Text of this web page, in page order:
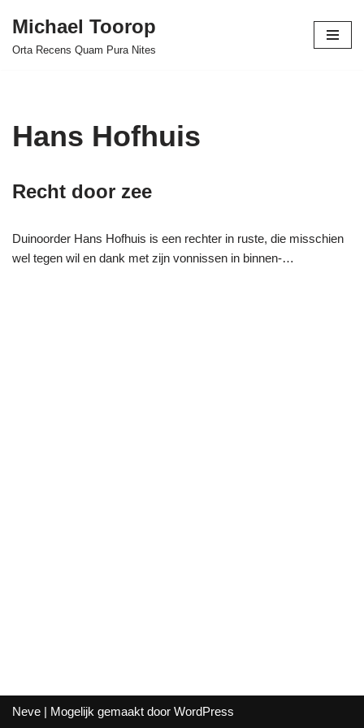
Ga
Michael Toorop
Orta Recens Quam Pura Nites
Hans Hofhuis
Recht door zee
Duinoorder Hans Hofhuis is een rechter in ruste, die misschien
wel tegen wil en dank met zijn vonnissen in binnen-…
Neve | Mogelijk gemaakt door WordPress